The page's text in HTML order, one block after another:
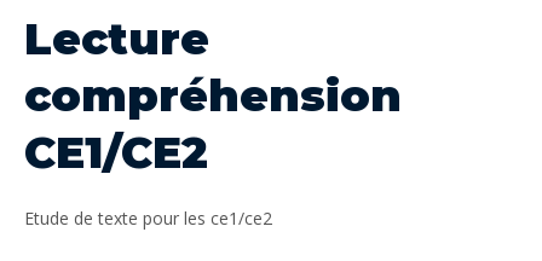
Lecture
compréhension
CE1/CE2
Etude de texte pour les ce1/ce2